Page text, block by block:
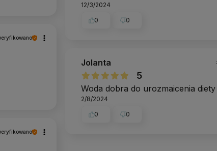
12/3/2024
0 0
Jolanta
5
Woda dobra do urozmaicenia diety
2/8/2024
0 0